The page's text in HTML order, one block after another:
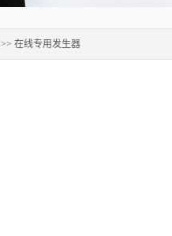
>> 在线专用发生器